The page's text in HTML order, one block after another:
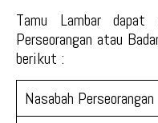
Tamu Lambar
Perseorangan atau
berikut :
Nasabah Perseorangan